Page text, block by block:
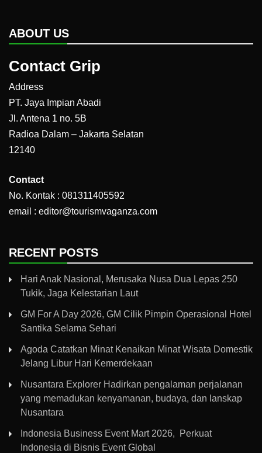
ABOUT US
Contact Grip
Address
PT. Jaya Impian Abadi
Jl. Antena 1 no. 5B
Radioa Dalam – Jakarta Selatan
12140
Contact
No. Kontak : 081311405592
email : editor@tourismvaganza.com
RECENT POSTS
Hari Anak Nasional, Merusaka Nusa Dua Lepas 250
Tukik, Jaga Kelestarian Laut
GM For A Day 2026, GM Cilik Pimpin Operasional Hotel
Santika Selama Sehari
Agoda Catatkan Minat Kenaikan Minat Wisata Domestik
Jelang Libur Hari Kemerdekaan
Nusantara Explorer Hadirkan pengalaman perjalanan
yang memadukan kenyamanan, budaya, dan lanskap
Nusantara
Indonesia Business Event Mart 2026, Perkuat
Indonesia di Bisnis Event Global